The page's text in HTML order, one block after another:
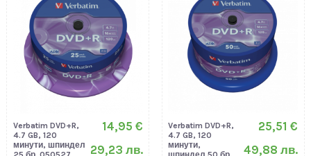
Verbatim DVD+R,
4.7 GB, 120
минути, шпиндел
14,95 €
29,23 лв.
Verbatim DVD+R,
4.7 GB, 120
минути,
25,51 €
49,88 лв.